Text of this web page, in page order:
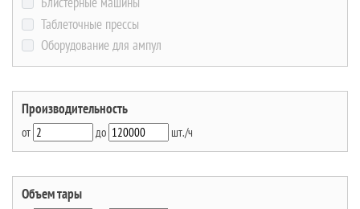
Таблеточные прессы
Оборудование для ампул
Производительность
от до шт./ч
Объем тары